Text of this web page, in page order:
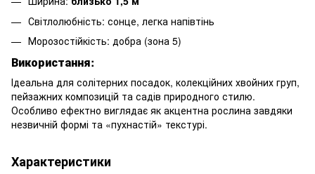
Світлолюбність: сонце, легка напівтінь
Морозостійкість: добра (зона 5)
Використання:
Ідеальна для солітерних посадок, колекційних хвойних груп,
пейзажних композицій та садів природного стилю.
Особливо ефектно виглядає як акцентна рослина завдяки
незвичній формі та «пухнастій» текстурі.
Характеристики